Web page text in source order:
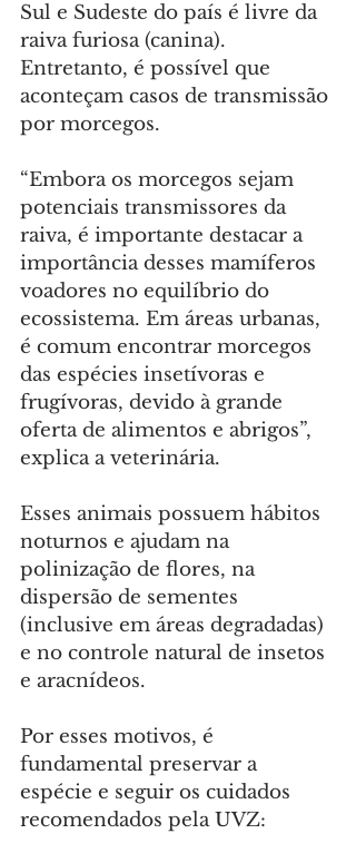
Sul e Sudeste do país é livre da
raiva furiosa (canina).
Entretanto, é possível que
aconteçam casos de transmissão
por morcegos.
“Embora os morcegos sejam
potenciais transmissores da
raiva, é importante destacar a
importância desses mamíferos
voadores no equilíbrio do
ecossistema. Em áreas urbanas,
é comum encontrar morcegos
das espécies insetívoras e
frugívoras, devido à grande
oferta de alimentos e abrigos”,
explica a veterinária.
Esses animais possuem hábitos
noturnos e ajudam na
polinização de flores, na
dispersão de sementes
(inclusive em áreas degradadas)
e no controle natural de insetos
e aracnídeos.
Por esses motivos, é
fundamental preservar a
espécie e seguir os cuidados
recomendados pela UVZ: